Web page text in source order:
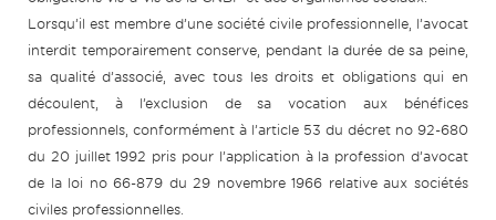
Lorsqu’il est membre d’une société civile professionnelle, l’avocat
interdit temporairement conserve, pendant la durée de sa peine,
sa qualité d’associé, avec tous les droits et obligations qui en
découlent, à l’exclusion de sa vocation aux bénéfices
professionnels, conformément à l’article 53 du décret no 92-680
du 20 juillet 1992 pris pour l’application à la profession d’avocat
de la loi no 66-879 du 29 novembre 1966 relative aux sociétés
civiles professionnelles.